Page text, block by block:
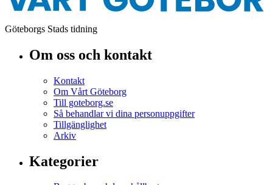
Göteborgs Stads tidning
Om oss och kontakt
Kontakt
Om Vårt Göteborg
Till goteborg.se
Så behandlar vi dina personuppgifter
Tillgänglighet
Arkiv
Kategorier